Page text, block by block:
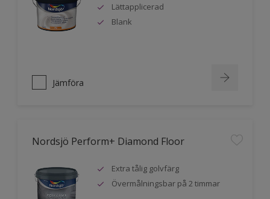
Lättapplicerad
Blank
Jämföra
Nordsjö Perform+ Diamond Floor
Extra tålig golvfärg
Övermålningsbar på 2 timmar